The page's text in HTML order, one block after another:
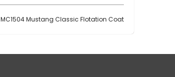
MC1504 Mustang Classic Flotation Coat